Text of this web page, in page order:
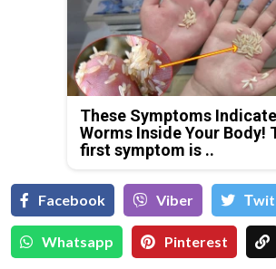
These Symptoms Indicate
Worms Inside Your Body!
first symptom is ..
Facebook Viber
Whatsapp Pinterest